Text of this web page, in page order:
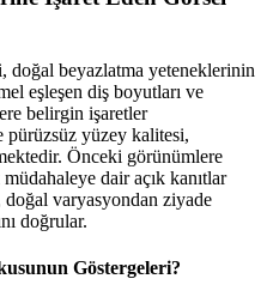
doğal beyazlatma yeteneklerinin
eşleşen diş boyutları ve
belirgin işaretler
pürüzsüz yüzey kalitesi,
Önceki görünümlere
dair açık kanıtlar
varyasyondan ziyade
doğrular.
Göstergeleri?